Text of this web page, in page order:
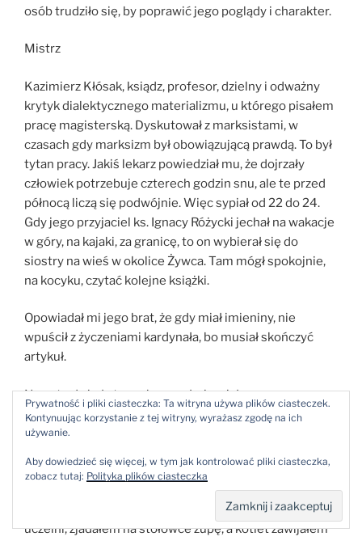
osób trudziło się, by poprawić jego poglądy i charakter.
Mistrz
Kazimierz Kłósak, ksiądz, profesor, dzielny i odważny
krytyk dialektycznego materializmu, u którego pisałem
pracę magisterską. Dyskutował z marksistami, w
czasach gdy marksizm był obowiązującą prawdą. To był
tytan pracy. Jakiś lekarz powiedział mu, że dojrzały
człowiek potrzebuje czterech godzin snu, ale te przed
północą liczą się podwójnie. Więc sypiał od 22 do 24.
Gdy jego przyjaciel ks. Ignacy Różycki jechał na wakacje
w góry, na kajaki, za granicę, to on wybierał się do
siostry na wieś w okolice Żywca. Tam mógł spokojnie,
na kocyku, czytać kolejne książki.
Opowiadał mi jego brat, że gdy miał imieniny, nie
wpuścił z życzeniami kardynała, bo musiał skończyć
artykuł.
Nawet gdy był stary, chorował, cierpiał, z
powykręcanymi reumatyzmem palcami pisał i pisał.
Musiał mieć tylko pod ręką przeciwbólowy ibuprofen,
Kłósak był życiowym abnegatem. Widzę, że wiele od
niego przejąłem, i dobrze mi z tym. Gdy pracowałem na
uczelni, zjadałem na stołówce zupę, a kotlet zawijałem
Prywatność i pliki ciasteczka: Ta witryna używa plików ciasteczek.
Kontynuując korzystanie z tej witryny, wyrażasz zgodę na ich
używanie.
Aby dowiedzieć się więcej, w tym jak kontrolować pliki ciasteczka,
zobacz tutaj: Polityka plików ciasteczka